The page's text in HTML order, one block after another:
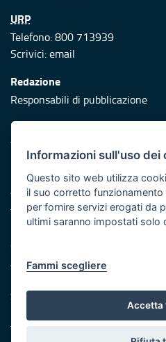
URP
Telefono: 800 713939
Scrivici:email
Redazione
Responsabili di pubblicazione
Protezione civile
Vai al sito di Protezione Civile
Iniziativa finanziata con risorse
Asse XI
Note legali
Cookie e privacy
Atti di notifica
Servizi Intranet
Informazioni sull'uso dei
Questo sito web utilizza
il suo corretto
per fornire servizi erogati da
ultimi saranno impostati solo
Fammi scegliere
Accetta